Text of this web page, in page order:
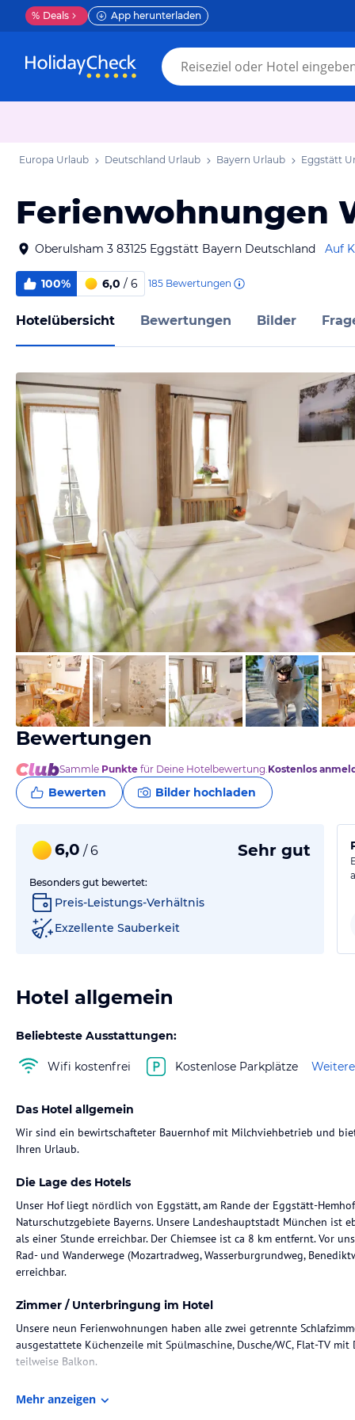
% Deals App herunterladen
Europa Urlaub Deutschland Urlaub Bayern Urlaub Eggstätt
Ferienwohnungen
Oberulsham 3 83125 Eggstätt Bayern Deutschland Auf
100% 6,0 / 6 185 Bewertungen
Hotelübersicht Bewertungen Bilder
vom Hotelier, April 2020
Bewertungen
Sammle Punkte für Deine Hotelbewertung.Kostenlos
Bewerten Bilder hochladen
6,0 / 6 Sehr gut
Besonders gut bewertet:
Preis-Leistungs-Verhältnis
Exzellente Sauberkeit
Hotel allgemein
Beliebteste Ausstattungen:
Wifi kostenfrei Kostenlose Parkplätze
Das Hotel allgemein
Wir sind ein bewirtschafteter Bauernhof mit Milchviehbetrieb und
Ihren Urlaub.
Die Lage des Hotels
Unser Hof liegt nördlich von Eggstätt, am Rande der Eggstätt-
Naturschutzgebiete Bayerns. Unsere Landeshauptstadt München ist
als einer Stunde erreichbar. Der Chiemsee ist ca 8 km entfernt. Vor
Rad- und Wanderwege (Mozartradweg, Wasserburgrundweg,
erreichbar.
Zimmer / Unterbringung im Hotel
Unsere neun Ferienwohnungen haben alle zwei getrennte
ausgestattete Küchenzeile mit Spülmaschine, Dusche/WC, Flat-TV mit
teilweise Balkon.
Sport und Unterhaltung
Mehr anzeigen